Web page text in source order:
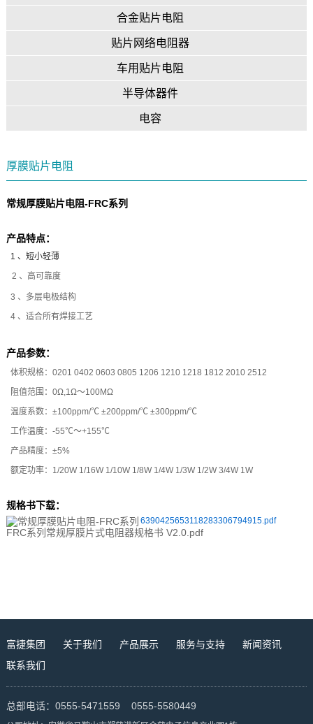
合金贴片电阻
贴片网络电阻器
车用贴片电阻
半导体器件
电容
厚膜贴片电阻
常规厚膜贴片电阻-FRC系列
产品特点：
1 、短小轻薄
2 、高可靠度
3 、多层电极结构
4 、适合所有焊接工艺
产品参数：
体积规格：0201 0402 0603 0805 1206 1210 1218 1812 2010 2512
阻值范围：0Ω,1Ω～100MΩ
温度系数：±100ppm/℃ ±200ppm/℃ ±300ppm/℃
工作温度：-55℃～+155℃
产品精度：±5%
额定功率：1/20W 1/16W 1/10W 1/8W 1/4W 1/3W 1/2W 3/4W 1W
规格书下载：
6390425653118283306794915.pdf
FRC系列常规厚膜片式电阻器规格书 V2.0.pdf
富捷集团 关于我们 产品展示 服务与支持
新闻资讯
联系我们
总部电话：0555-5471559 0555-5580449